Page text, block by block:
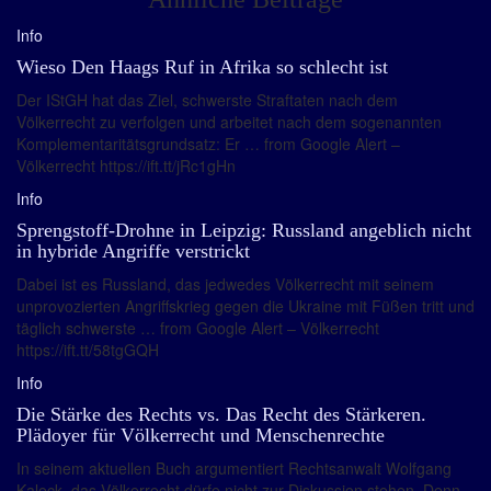
Info
Wieso Den Haags Ruf in Afrika so schlecht ist
Der IStGH hat das Ziel, schwerste Straftaten nach dem
Völkerrecht zu verfolgen und arbeitet nach dem sogenannten
Komplementaritätsgrundsatz: Er … from Google Alert –
Völkerrecht https://ift.tt/jRc1gHn
Info
Sprengstoff-Drohne in Leipzig: Russland angeblich nicht
in hybride Angriffe verstrickt
Dabei ist es Russland, das jedwedes Völkerrecht mit seinem
unprovozierten Angriffskrieg gegen die Ukraine mit Füßen tritt und
täglich schwerste … from Google Alert – Völkerrecht
https://ift.tt/58tgGQH
Info
Die Stärke des Rechts vs. Das Recht des Stärkeren.
Plädoyer für Völkerrecht und Menschenrechte
In seinem aktuellen Buch argumentiert Rechtsanwalt Wolfgang